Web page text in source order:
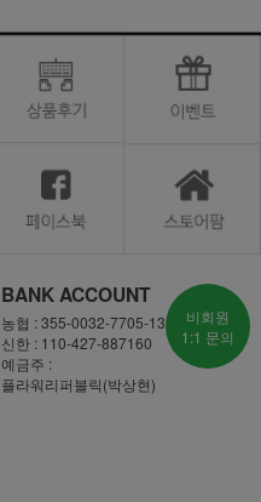
BANK ACCOUNT
농협 : 355-0032-7705-13
신한 : 110-427-887160
예금주 :
플라워리퍼블릭(박상현)
비회원
1:1 문의